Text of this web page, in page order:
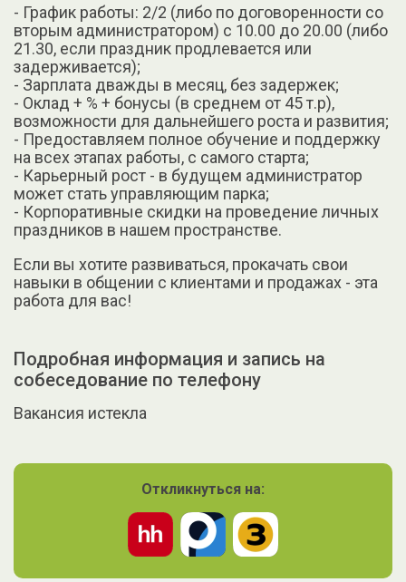
- График работы: 2/2 (либо по договоренности со
вторым администратором) с 10.00 до 20.00 (либо
21.30, если праздник продлевается или
задерживается);
- Зарплата дважды в месяц, без задержек;
- Оклад + % + бонусы (в среднем от 45 т.р),
возможности для дальнейшего роста и развития;
- Предоставляем полное обучение и поддержку
на всех этапах работы, с самого старта;
- Карьерный рост - в будущем администратор
может стать управляющим парка;
- Корпоративные скидки на проведение личных
праздников в нашем пространстве.
Если вы хотите развиваться, прокачать свои
навыки в общении с клиентами и продажах - эта
работа для вас!
Подробная информация и запись на
собеседование по телефону
Вакансия истекла
Откликнуться на: